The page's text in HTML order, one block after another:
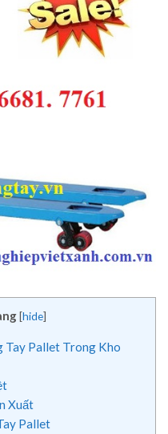
[hide]
Tay Pallet Trong Kho
Xuất
Pallet